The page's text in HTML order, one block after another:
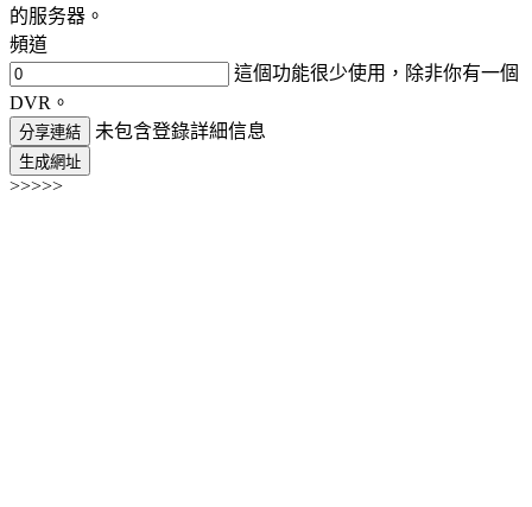
的服务器。
頻道
這個功能很少使用，除非你有一個
DVR。
分享連結 未包含登錄詳細信息
生成網址
>>>>>